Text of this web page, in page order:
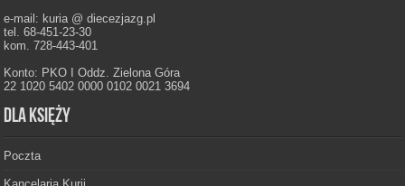
e-mail: kuria @ diecezjazg.pl
tel. 68-451-23-30
kom. 728-443-401
Konto: PKO I Oddz. Zielona Góra
22 1020 5402 0000 0102 0021 3694
Dla księży
Poczta